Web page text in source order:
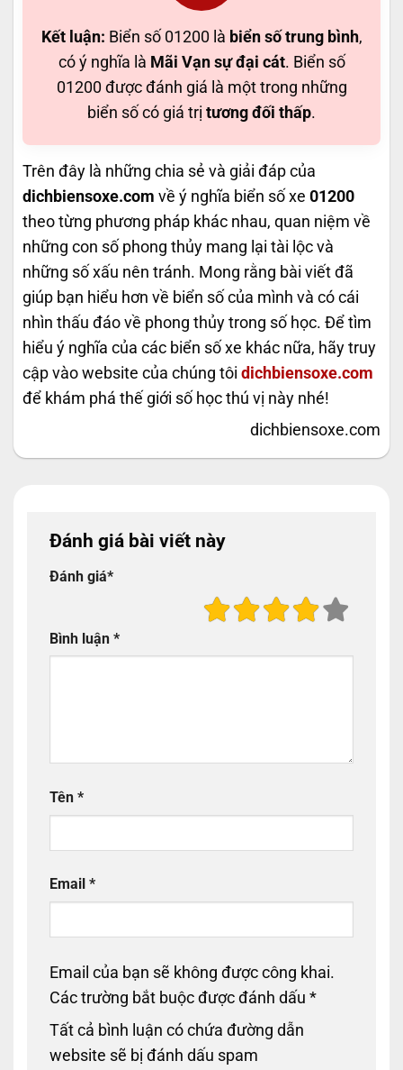
Kết luận: Biển số 01200 là biển số trung bình,
có ý nghĩa là Mãi Vạn sự đại cát. Biển số
01200 được đánh giá là một trong những
biển số có giá trị tương đối thấp.
Trên đây là những chia sẻ và giải đáp của
dichbiensoxe.com về ý nghĩa biển số xe 01200
theo từng phương pháp khác nhau, quan niệm về
những con số phong thủy mang lại tài lộc và
những số xấu nên tránh. Mong rằng bài viết đã
giúp bạn hiểu hơn về biển số của mình và có cái
nhìn thấu đáo về phong thủy trong số học. Để tìm
hiểu ý nghĩa của các biển số xe khác nữa, hãy truy
cập vào website của chúng tôi dichbiensoxe.com
để khám phá thế giới số học thú vị này nhé!
dichbiensoxe.com
Đánh giá bài viết này
Đánh giá*
Bình luận *
Tên *
Email *
Email của bạn sẽ không được công khai.
Các trường bắt buộc được đánh dấu *
Tất cả bình luận có chứa đường dẫn
website sẽ bị đánh dấu spam